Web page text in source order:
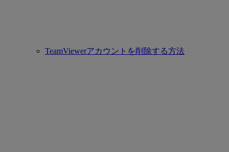
TeamViewerアカウントを削除する方法